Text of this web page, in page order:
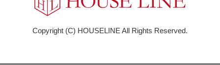
Copyright (C) HOUSELINE All Rights Reserved.